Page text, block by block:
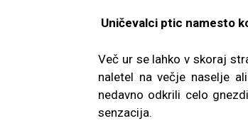
Uničevalci ptic namesto
Več ur se lahko v skoraj
naletel na večje naselje
nedavno odkrili celo
senzacija.